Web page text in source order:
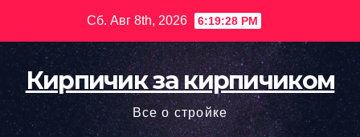
содержимому
Сб. Авг 8th, 2026 6:19:29 PM
Кирпичик за кирпичиком
Все о стройке